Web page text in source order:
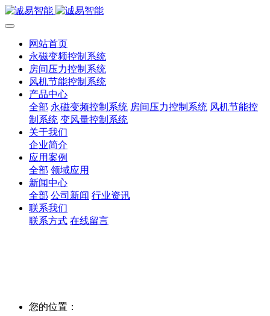
网站首页
永磁变频控制系统
房间压力控制系统
风机节能控制系统
产品中心
全部 永磁变频控制系统 房间压力控制系统 风机节能控
制系统 变风量控制系统
关于我们
企业简介
应用案例
全部 领域应用
新闻中心
全部 公司新闻 行业资讯
联系我们
联系方式 在线留言
您的位置：